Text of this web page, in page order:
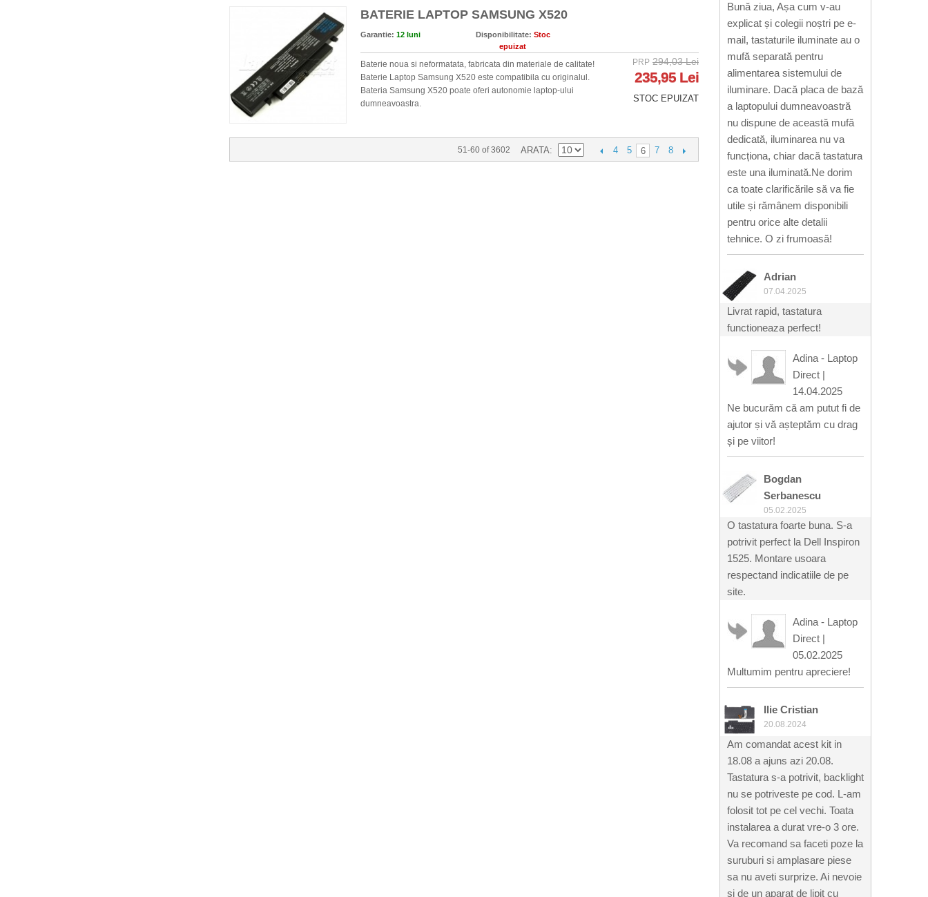
BATERIE LAPTOP SAMSUNG X520
Garantie: 12 luni Disponibilitate: Stoc
epuizat
Baterie noua si neformatata, fabricata din materiale de calitate!
Baterie Laptop Samsung X520 este compatibila cu originalul.
Bateria Samsung X520 poate oferi autonomie laptop-ului
dumneavoastra.
PRP 294,03 Lei
235,95 Lei
STOC EPUIZAT
51-60 of 3602 ARATA 4 5 6 7 8
Bună ziua, Așa cum v-au
explicat și colegii noștri pe e-
mail, tastaturile iluminate au o
mufă separată pentru
alimentarea sistemului de
iluminare. Dacă placa de bază
a laptopului dumneavoastră
nu dispune de această mufă
dedicată, iluminarea nu va
funcționa, chiar dacă tastatura
este una iluminată.Ne dorim
ca toate clarificările să va fie
utile și rămânem disponibili
pentru orice alte detalii
tehnice. O zi frumoasă!
Adrian
07.04.2025
Livrat rapid, tastatura
functioneaza perfect!
Adina - Laptop
Direct |
14.04.2025
Ne bucurăm că am putut fi de
ajutor și vă așteptăm cu drag
și pe viitor!
Bogdan
Serbanescu
05.02.2025
O tastatura foarte buna. S-a
potrivit perfect la Dell Inspiron
1525. Montare usoara
respectand indicatiile de pe
site.
Adina - Laptop
Direct |
05.02.2025
Multumim pentru apreciere!
Ilie Cristian
20.08.2024
Am comandat acest kit in
18.08 a ajuns azi 20.08.
Tastatura s-a potrivit, backlight
nu se potriveste pe cod. L-am
folosit tot pe cel vechi. Toata
instalarea a durat vre-o 3 ore.
Va recomand sa faceti poze la
suruburi si amplasare piese
sa nu aveti surprize. Ai nevoie
si de un aparat de lipit cu